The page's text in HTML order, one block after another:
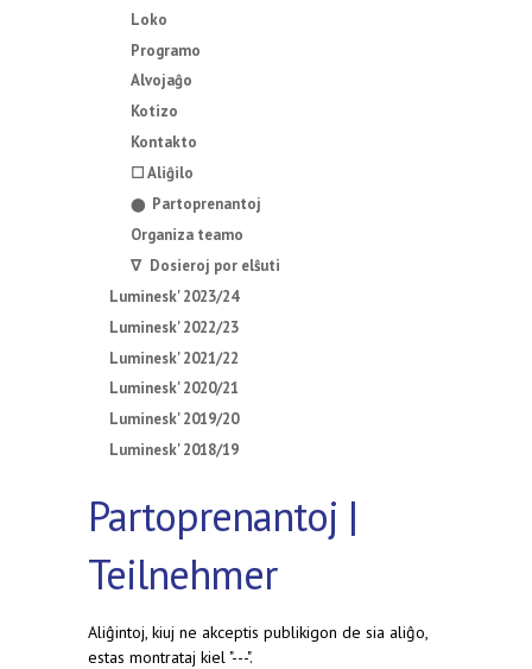
Loko
Programo
Alvojaĝo
Kotizo
Kontakto
☐ Aliĝilo
⬤ Partoprenantoj
Organiza teamo
∇ Dosieroj por elŝuti
Luminesk' 2023/24
Luminesk' 2022/23
Luminesk' 2021/22
Luminesk' 2020/21
Luminesk' 2019/20
Luminesk' 2018/19
Partoprenantoj |
Teilnehmer
Aliĝintoj, kiuj ne akceptis publikigon de sia aliĝo,
estas montrataj kiel "---".